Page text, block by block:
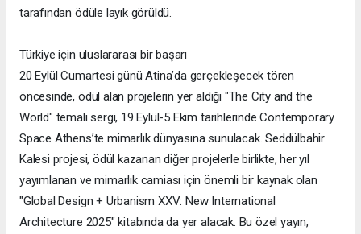
tarafından ödüle layık görüldü.
Türkiye için uluslararası bir başarı
20 Eylül Cumartesi günü Atina’da gerçekleşecek tören
öncesinde, ödül alan projelerin yer aldığı "The City and the
World" temalı sergi, 19 Eylül-5 Ekim tarihlerinde Contemporary
Space Athens’te mimarlık dünyasına sunulacak. Seddülbahir
Kalesi projesi, ödül kazanan diğer projelerle birlikte, her yıl
yayımlanan ve mimarlık camiası için önemli bir kaynak olan
"Global Design + Urbanism XXV: New International
Architecture 2025" kitabında da yer alacak. Bu özel yayın,